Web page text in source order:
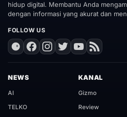
hidup digital. Membantu Anda
dengan informasi yang akurat dan
FOLLOW US
NEWS
AI
TELKO
KANAL
Gizmo
Review